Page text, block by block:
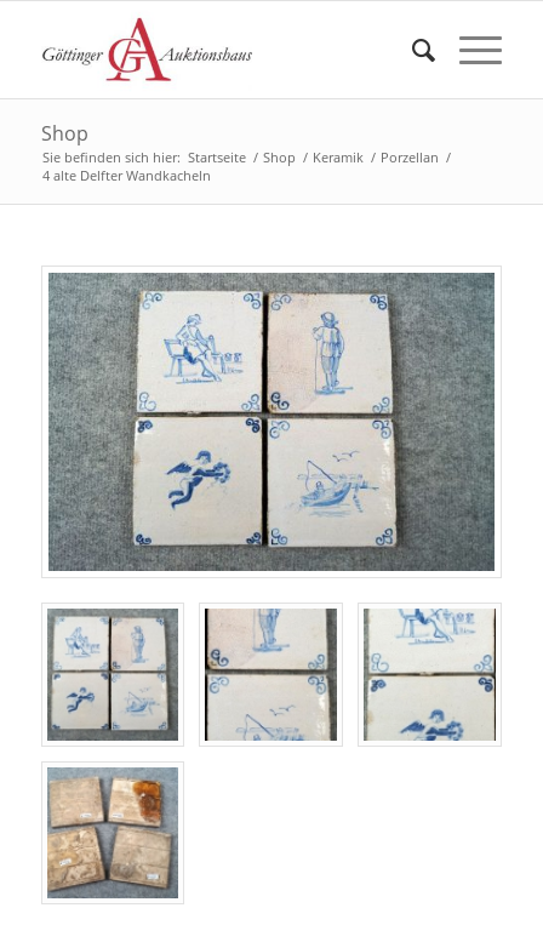
Shop
Sie befinden sich hier: Startseite / Shop / Keramik / Porzellan /
4 alte Delfter Wandkacheln